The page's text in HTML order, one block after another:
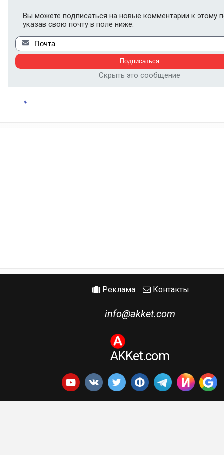
Вы можете подписаться на новые комментарии к этому
указав свою почту в поле ниже:
Скрыть это сообщение
Реклама Контакты
info@akket.com
AKKet.com